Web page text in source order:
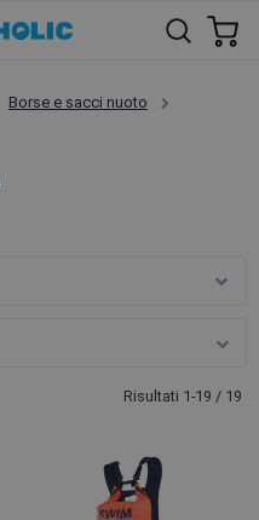
Borse e sacci nuoto
Risultati 1-19 / 19